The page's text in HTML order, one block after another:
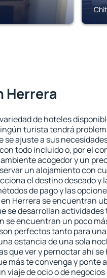
Herrera
de hoteles
turista tendrá
se ajuste a sus
todo incluido o, por el
acogedor y un
un alojamiento con
el destino deseado y
de pago y las
Herrera se encuentran
se desarrollan
se encuentran un poco
perfectos tanto para
estancia de una sola
que ver y pernoctar ahí
más te convenga y ponte
viaje de ocio o de